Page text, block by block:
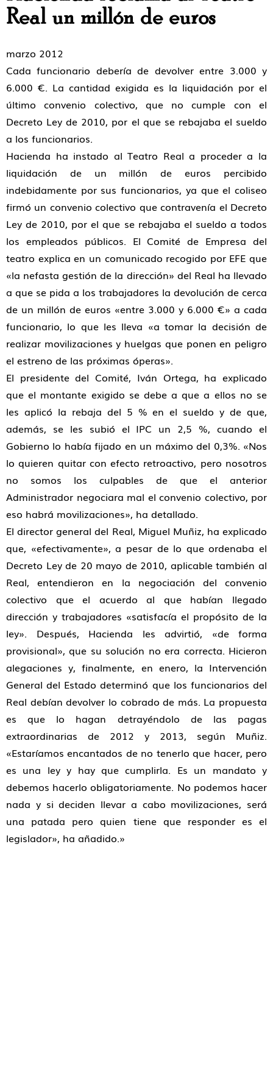
Real un millón de euros
marzo 2012
Cada funcionario debería de devolver entre 3.000 y
6.000 €. La cantidad exigida es la liquidación por el
último convenio colectivo, que no cumple con el
Decreto Ley de 2010, por el que se rebajaba el sueldo
a los funcionarios.
Hacienda ha instado al Teatro Real a proceder a la
liquidación de un millón de euros percibido
indebidamente por sus funcionarios, ya que el coliseo
firmó un convenio colectivo que contravenía el Decreto
Ley de 2010, por el que se rebajaba el sueldo a todos
los empleados públicos. El Comité de Empresa del
teatro explica en un comunicado recogido por EFE que
«la nefasta gestión de la dirección» del Real ha llevado
a que se pida a los trabajadores la devolución de cerca
de un millón de euros «entre 3.000 y 6.000 €» a cada
funcionario, lo que les lleva «a tomar la decisión de
realizar movilizaciones y huelgas que ponen en peligro
el estreno de las próximas óperas».
El presidente del Comité, Iván Ortega, ha explicado
que el montante exigido se debe a que a ellos no se
les aplicó la rebaja del 5 % en el sueldo y de que,
además, se les subió el IPC un 2,5 %, cuando el
Gobierno lo había fijado en un máximo del 0,3%. «Nos
lo quieren quitar con efecto retroactivo, pero nosotros
no somos los culpables de que el anterior
Administrador negociara mal el convenio colectivo, por
eso habrá movilizaciones», ha detallado.
El director general del Real, Miguel Muñiz, ha explicado
que, «efectivamente», a pesar de lo que ordenaba el
Decreto Ley de 20 mayo de 2010, aplicable también al
Real, entendieron en la negociación del convenio
colectivo que el acuerdo al que habían llegado
dirección y trabajadores «satisfacía el propósito de la
ley». Después, Hacienda les advirtió, «de forma
provisional», que su solución no era correcta. Hicieron
alegaciones y, finalmente, en enero, la Intervención
General del Estado determinó que los funcionarios del
Real debían devolver lo cobrado de más. La propuesta
es que lo hagan detrayéndolo de las pagas
extraordinarias de 2012 y 2013, según Muñiz.
«Estaríamos encantados de no tenerlo que hacer, pero
es una ley y hay que cumplirla. Es un mandato y
debemos hacerlo obligatoriamente. No podemos hacer
nada y si deciden llevar a cabo movilizaciones, será
una patada pero quien tiene que responder es el
legislador», ha añadido.»